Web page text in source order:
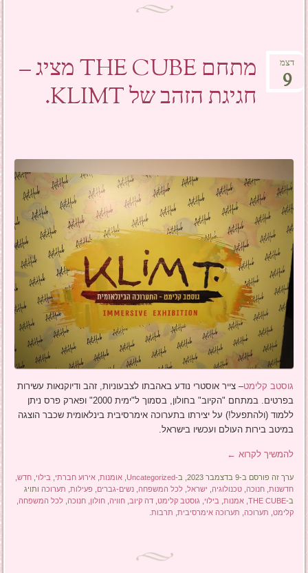
מתחם THE CUBE מציג –
חגיגת הזהב של KLIMT.
דצמ
9
גוסטב קלימט– צייר אוסטרי נודע באהבתו לצבעוניות, זהב ודיוקנאות עשירות
בפרטים. במתחם "הקיוב" בחולון, בסמוך ל"ימית 2000" ופארק פרס ניתן
ללמוד (ולהתפעל!) על יצירתו בתערוכה אימרסיבית בינלאומית שכבר הוצגה
במיטב בירות העולם ועכשיו בישראל.
להמשיך לקרוא ←
ערך זה פורסם ב-9 בדצמבר 2023, ב- Uncategorized
,אומנות ,אירוע חברתי בילוי ,חדש
חדשנות ,חנוכה ,טכנולוגיה ישראל ,לכל המשפחה ,נשים-גברים פעילות תערוכה ותויג
ב-THE CUBE
,אמנות בילוי גוסטב קלימט ,דה קיוב ,חוויה ,חולון ,חנוכה ,לכל המשפחה
קלימט
תערוכה תערוכה אימרסיבית תרבות